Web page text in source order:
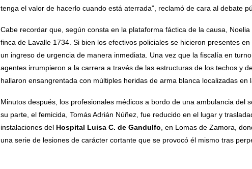
tenga el valor de hacerlo cuando está aterrada”, reclamó de cara al debate
Cabe recordar que, según consta en la plataforma fáctica de la causa,
finca de Lavalle 1734. Si bien los efectivos policiales se hicieron presentes
un ingreso de urgencia de manera inmediata. Una vez que la fiscalía en
agentes irrumpieron a la carrera a través de las estructuras de los techos y
hallaron ensangrentada con múltiples heridas de arma blanca localizadas en
Minutos después, los profesionales médicos a bordo de una ambulancia del
su parte, el femicida, Tomás Adrián Núñez, fue reducido en el lugar y
instalaciones del Hospital Luisa C. de Gandulfo , en Lomas de Zamora,
una serie de lesiones de carácter cortante que se provocó él mismo tras